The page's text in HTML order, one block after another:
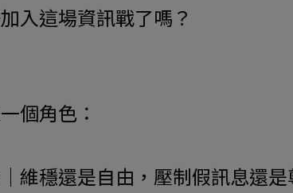
入這場資訊戰了嗎？
個角色：
｜維穩還是自由，壓制假訊息還